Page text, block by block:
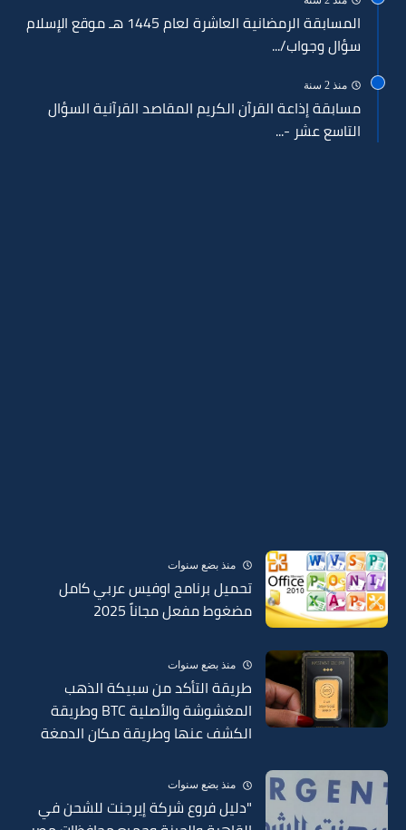
المسابقة الرمضانية العاشرة لعام 1445 هـ موقع الإسلام
سؤال وجواب/...
منذ 2 سنة
مسابقة إذاعة القرآن الكريم المقاصد القرآنية السؤال
التاسع عشر -...
منذ بضع سنوات
تحميل برنامج اوفيس عربي كامل
مضغوط مفعل مجاناً 2025
منذ بضع سنوات
طريقة التأكد من سبيكة الذهب
المغشوشة والأصلية BTC وطريقة
الكشف عنها وطريقة مكان الدمغة
منذ بضع سنوات
"دليل فروع شركة إيرجنت للشحن في